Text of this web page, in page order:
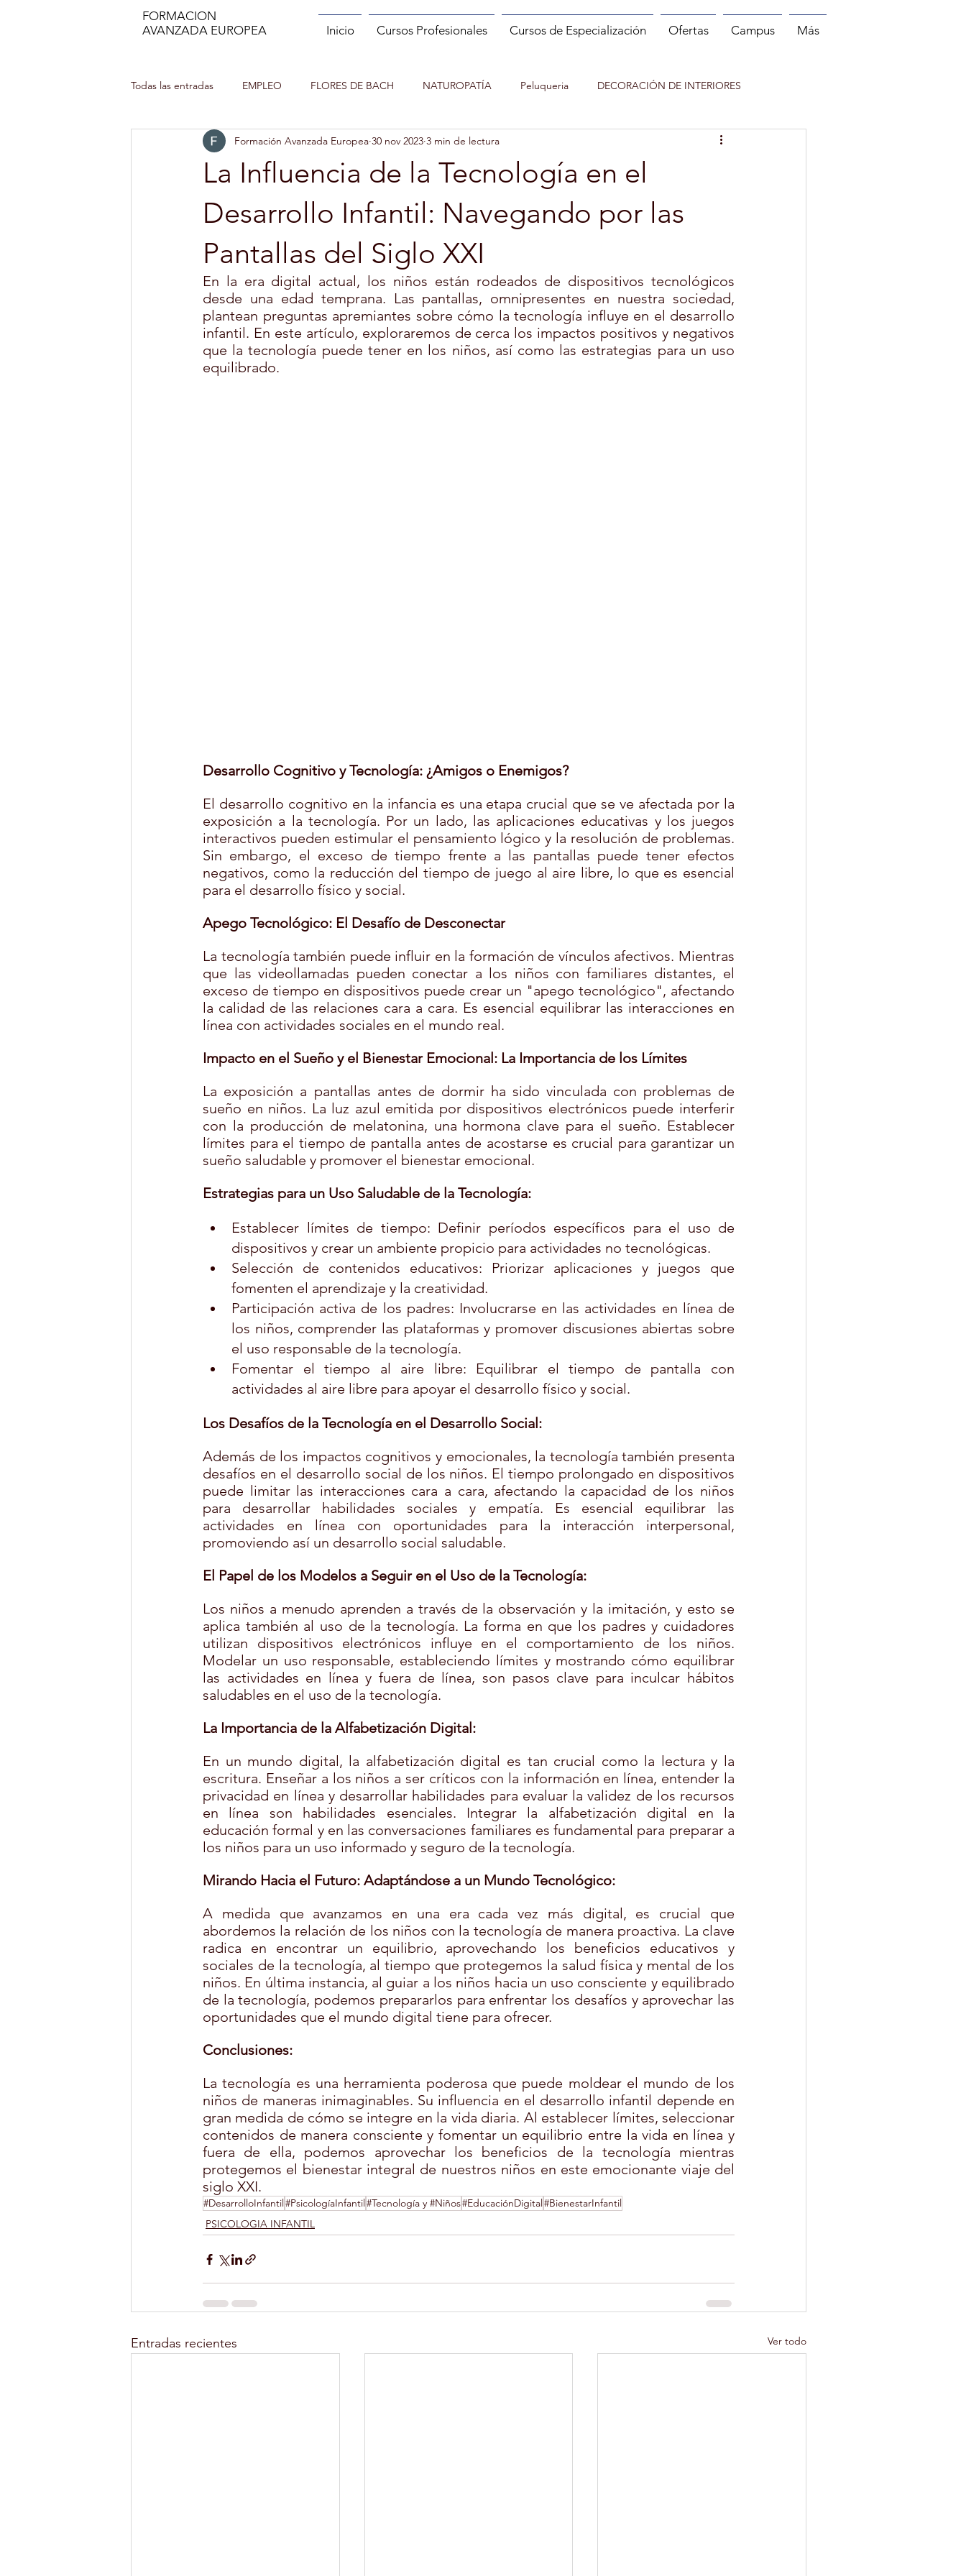
FORMACION
AVANZADA EUROPEA
Inicio Cursos Profesionales Cursos de Especialización Ofertas Campus Más
Todas las entradas EMPLEO FLORES DE BACH NATUROPATÍA Peluqueria DECORACIÓN DE INTERIORES
MANIPULADOR DE ALIMENTOS MANICURA MASAJE PILATES
INCENDIOS FORESTALES CUENTACUENTOS Asesor de imagen y Personal Shopper MONITOR DE RUNNING
MINDFULNESS PROFESOR DE ESPAÑOL (ELE) ENTRENADOR PERSONAL Y FITNESS
AUXILIAR DE ENFERMERÍA EN GERIATRÍA EXPERTO EN NUTRICIÓN INFANTIL PSICOLOGIA INFANTIL
MONITOR DE OCIO Y TIEMPO LIBRE
La Influencia de la Tecnología en el
Desarrollo Infantil: Navegando por las
Pantallas del Siglo XXI
Formación Avanzada Europea 30 nov 2023 3 min de lectura
En la era digital actual, los niños están rodeados de dispositivos tecnológicos
desde una edad temprana. Las pantallas, omnipresentes en nuestra sociedad,
plantean preguntas apremiantes sobre cómo la tecnología influye en el desarrollo
infantil. En este artículo, exploraremos de cerca los impactos positivos y negativos
que la tecnología puede tener en los niños, así como las estrategias para un uso
equilibrado.
Desarrollo Cognitivo y Tecnología: ¿Amigos o Enemigos?
El desarrollo cognitivo en la infancia es una etapa crucial que se ve afectada por la
exposición a la tecnología. Por un lado, las aplicaciones educativas y los juegos
interactivos pueden estimular el pensamiento lógico y la resolución de problemas.
Sin embargo, el exceso de tiempo frente a las pantallas puede tener efectos
negativos, como la reducción del tiempo de juego al aire libre, lo que es esencial
para el desarrollo físico y social.
Apego Tecnológico: El Desafío de Desconectar
La tecnología también puede influir en la formación de vínculos afectivos. Mientras
que las videollamadas pueden conectar a los niños con familiares distantes, el
exceso de tiempo en dispositivos puede crear un "apego tecnológico", afectando
la calidad de las relaciones cara a cara. Es esencial equilibrar las interacciones en
línea con actividades sociales en el mundo real.
Impacto en el Sueño y el Bienestar Emocional: La Importancia de los Límites
La exposición a pantallas antes de dormir ha sido vinculada con problemas de
sueño en niños. La luz azul emitida por dispositivos electrónicos puede interferir
con la producción de melatonina, una hormona clave para el sueño. Establecer
límites para el tiempo de pantalla antes de acostarse es crucial para garantizar un
sueño saludable y promover el bienestar emocional.
Estrategias para un Uso Saludable de la Tecnología:
Establecer límites de tiempo: Definir períodos específicos para el uso de
dispositivos y crear un ambiente propicio para actividades no tecnológicas.
Selección de contenidos educativos: Priorizar aplicaciones y juegos que
fomenten el aprendizaje y la creatividad.
Participación activa de los padres: Involucrarse en las actividades en línea de
los niños, comprender las plataformas y promover discusiones abiertas sobre
el uso responsable de la tecnología.
Fomentar el tiempo al aire libre: Equilibrar el tiempo de pantalla con
actividades al aire libre para apoyar el desarrollo físico y social.
Los Desafíos de la Tecnología en el Desarrollo Social:
Además de los impactos cognitivos y emocionales, la tecnología también presenta
desafíos en el desarrollo social de los niños. El tiempo prolongado en dispositivos
puede limitar las interacciones cara a cara, afectando la capacidad de los niños
para desarrollar habilidades sociales y empatía. Es esencial equilibrar las
actividades en línea con oportunidades para la interacción interpersonal,
promoviendo así un desarrollo social saludable.
El Papel de los Modelos a Seguir en el Uso de la Tecnología:
Los niños a menudo aprenden a través de la observación y la imitación, y esto se
aplica también al uso de la tecnología. La forma en que los padres y cuidadores
utilizan dispositivos electrónicos influye en el comportamiento de los niños.
Modelar un uso responsable, estableciendo límites y mostrando cómo equilibrar
las actividades en línea y fuera de línea, son pasos clave para inculcar hábitos
saludables en el uso de la tecnología.
La Importancia de la Alfabetización Digital:
En un mundo digital, la alfabetización digital es tan crucial como la lectura y la
escritura. Enseñar a los niños a ser críticos con la información en línea, entender la
privacidad en línea y desarrollar habilidades para evaluar la validez de los recursos
en línea son habilidades esenciales. Integrar la alfabetización digital en la
educación formal y en las conversaciones familiares es fundamental para preparar a
los niños para un uso informado y seguro de la tecnología.
Mirando Hacia el Futuro: Adaptándose a un Mundo Tecnológico:
A medida que avanzamos en una era cada vez más digital, es crucial que
abordemos la relación de los niños con la tecnología de manera proactiva. La clave
radica en encontrar un equilibrio, aprovechando los beneficios educativos y
sociales de la tecnología, al tiempo que protegemos la salud física y mental de los
niños. En última instancia, al guiar a los niños hacia un uso consciente y equilibrado
de la tecnología, podemos prepararlos para enfrentar los desafíos y aprovechar las
oportunidades que el mundo digital tiene para ofrecer.
Conclusiones:
La tecnología es una herramienta poderosa que puede moldear el mundo de los
niños de maneras inimaginables. Su influencia en el desarrollo infantil depende en
gran medida de cómo se integre en la vida diaria. Al establecer límites, seleccionar
contenidos de manera consciente y fomentar un equilibrio entre la vida en línea y
fuera de ella, podemos aprovechar los beneficios de la tecnología mientras
protegemos el bienestar integral de nuestros niños en este emocionante viaje del
siglo XXI.
#DesarrolloInfantil #PsicologíaInfantil #Tecnología y #Niños#EducaciónDigital #BienestarInfantil
PSICOLOGIA INFANTIL
Entradas recientes Ver todo